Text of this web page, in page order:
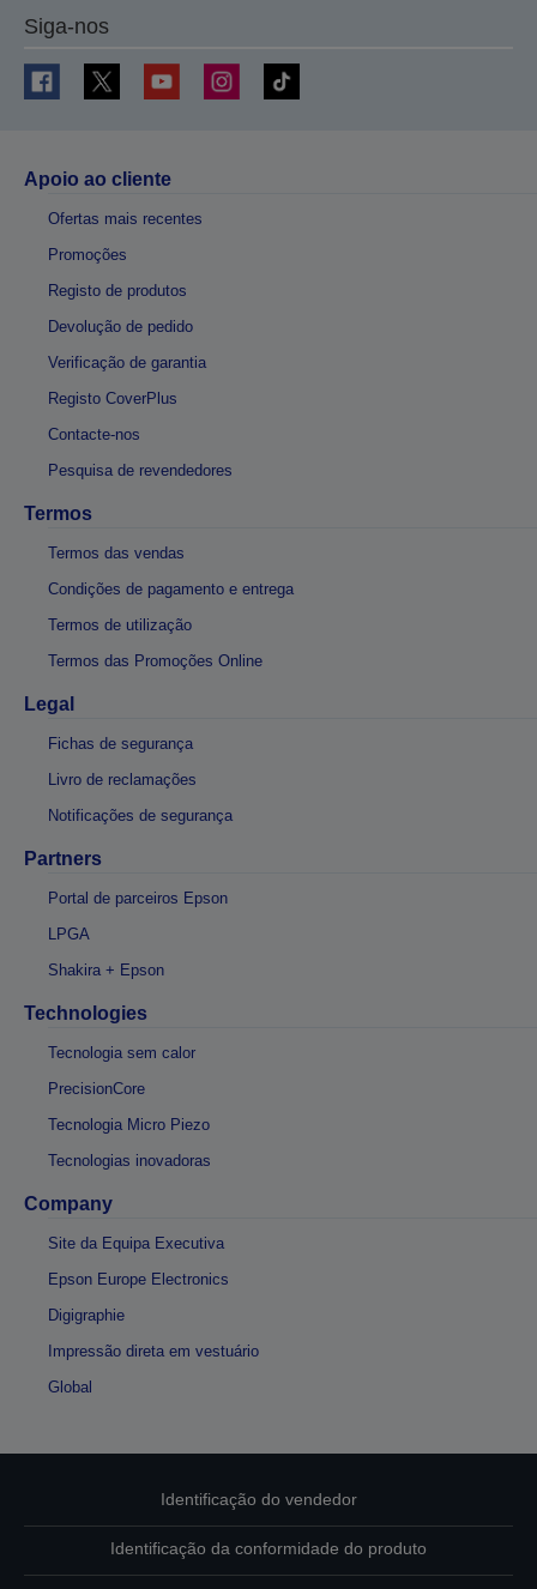
Siga-nos
Apoio ao cliente
Ofertas mais recentes
Promoções
Registo de produtos
Devolução de pedido
Verificação de garantia
Registo CoverPlus
Contacte-nos
Pesquisa de revendedores
Termos
Termos das vendas
Condições de pagamento e entrega
Termos de utilização
Termos das Promoções Online
Legal
Fichas de segurança
Livro de reclamações
Notificações de segurança
Partners
Portal de parceiros Epson
LPGA
Shakira + Epson
Technologies
Tecnologia sem calor
PrecisionCore
Tecnologia Micro Piezo
Tecnologias inovadoras
Company
Site da Equipa Executiva
Epson Europe Electronics
Digigraphie
Impressão direta em vestuário
Global
Identificação do vendedor
Identificação da conformidade do produto